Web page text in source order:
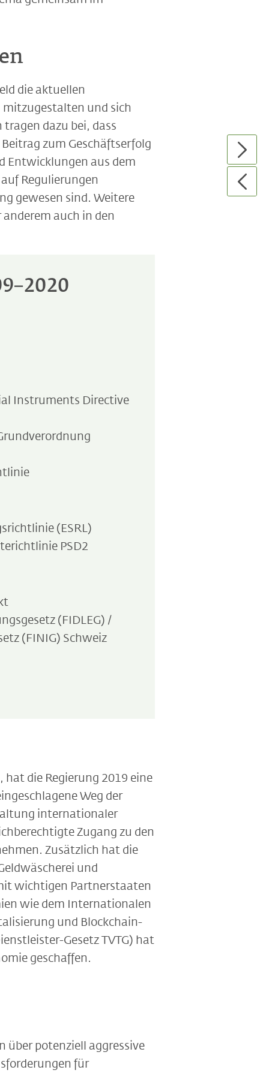
die aktuellen
und sich
dazu bei, dass
zum Geschäftserfolg
Entwicklungen aus dem
Regulierungen
gewesen sind. Weitere
auch in den
Instruments Directive
(ESRL)
PSD2
(FIDLEG) /
(FINIG) Schweiz
die Regierung 2019 eine
Weg der
internationaler
Zugang zu den
Zusätzlich hat die
und
wichtigen Partnerstaaten
wie dem Internationalen
und Blockchain-
Gesetz TVTG) hat
geschaffen.
über potenziell aggressive
für